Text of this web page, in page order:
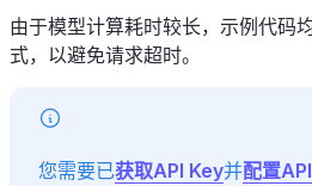
由于模型计算耗时较长，示例代码
式，以避免请求超时。
您需要已获取API Key并配置